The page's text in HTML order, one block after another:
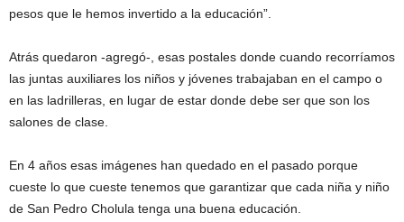
pesos que le hemos invertido a la educación”.
Atrás quedaron -agregó-, esas postales donde cuando recorríamos
las juntas auxiliares los niños y jóvenes trabajaban en el campo o
en las ladrilleras, en lugar de estar donde debe ser que son los
salones de clase.
En 4 años esas imágenes han quedado en el pasado porque
cueste lo que cueste tenemos que garantizar que cada niña y niño
de San Pedro Cholula tenga una buena educación.